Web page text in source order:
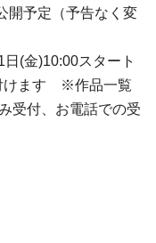
開予定（予告なく変
(金)10:00スタート
けます ※作品一覧
受付、お電話での受